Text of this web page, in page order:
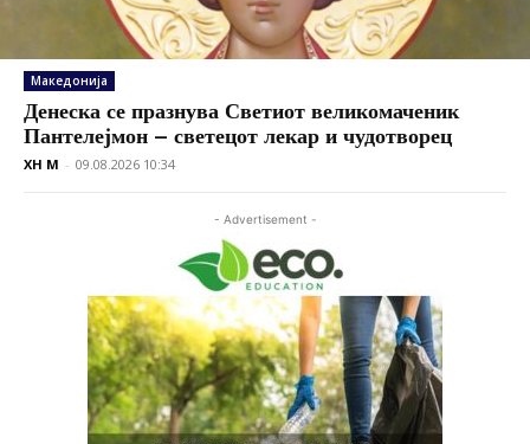
Македонија
Денеска се празнува Светиот великомаченик
Пантелејмон – светецот лекар и чудотворец
XH M - 09.08.2026 10:34
- Advertisement -